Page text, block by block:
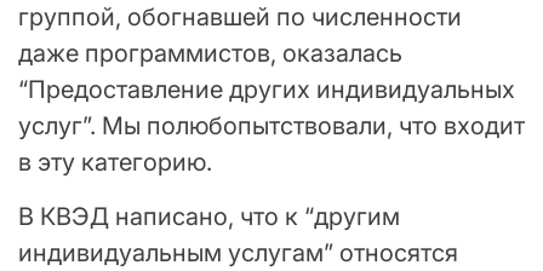
группой, обогнавшей по численности
даже программистов, оказалась
“Предоставление других индивидуальных
услуг”. Мы полюбопытствовали, что входит
в эту категорию.
В КВЭД написано, что к “другим
индивидуальным услугам” относятся